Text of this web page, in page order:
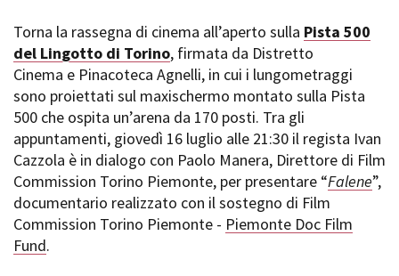
Torna la rassegna di cinema all’aperto sulla Pista 500
del Lingotto di Torino, firmata da Distretto
Cinema e Pinacoteca Agnelli, in cui i lungometraggi
sono proiettati sul maxischermo montato sulla Pista
500 che ospita un’arena da 170 posti. Tra gli
appuntamenti, giovedì 16 luglio alle 21:30 il regista Ivan
Cazzola è in dialogo con Paolo Manera, Direttore di Film
Commission Torino Piemonte, per presentare “Falene”,
documentario realizzato con il sostegno di Film
Commission Torino Piemonte - Piemonte Doc Film
Fund.